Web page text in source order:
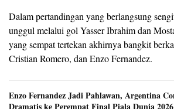
Dalam pertandingan yang berlangsung
unggul melalui gol Yasser Ibrahim dan
yang sempat tertekan akhirnya bangkit
Cristian Romero, dan Enzo Fernandez.
Enzo Fernandez Jadi Pahlawan, Argentina
Dramatis ke Perempat Final Piala Dunia 2026